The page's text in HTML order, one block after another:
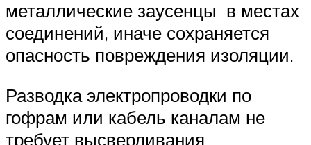
металлические заусенцы в местах
соединений, иначе сохраняется
опасность повреждения изоляции.
Разводка электропроводки по
гофрам или кабель каналам не
требует высверливания